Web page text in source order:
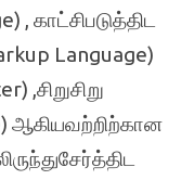
காட்சிபடுத்திட
Language)
,சிறுசிறு
ஆகியவற்றிற்கான